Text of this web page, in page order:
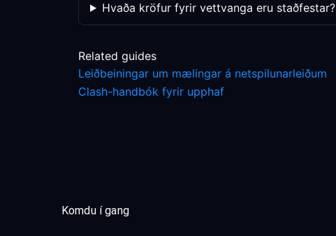
Hvaða kröfur fyrir vettvanga eru staðfestar?
Related guides
Leiðbeiningar um mælingar á netspilunarleiðum
Clash-handbók fyrir upphaf
Komdu í gang